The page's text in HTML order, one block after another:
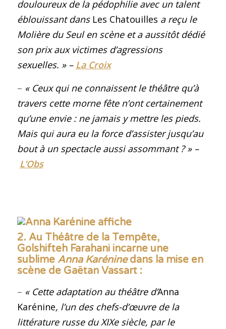
douloureux de la pédophilie avec un talent
éblouissant dans Les Chatouilles a reçu le
Molière du Seul en scène et a aussitôt dédié
son prix aux victimes d’agressions
sexuelles. » – La Croix
– « Ceux qui ne connaissent le théâtre qu’à
travers cette morne fête n’ont certainement
qu’une envie : ne jamais y mettre les pieds.
Mais qui aura eu la force d’assister jusqu’au
bout à un spectacle aussi assommant ?» –
L’Obs
2. Au Théâtre de la Tempête,
Golshifteh Farahani incarne une
sublime Anna Karéninedans la mise en
scène de Gaëtan Vassart :
– « Cette adaptation au théâtre d’Anna
Karénine, l’un des chefs-d’œuvre de la
littérature russe du XIXe siècle, par le